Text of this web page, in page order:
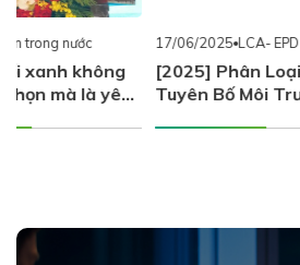
17/06/2025 LCA- EPD
[2025] Phân Loại EPD-
Tuyên Bố Môi Trường Sản
20/02/